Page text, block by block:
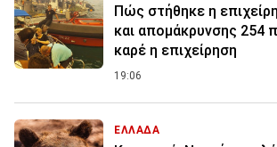
Πώς στήθηκε η
και απομάκρυνσης 254
καρέ η επιχείρηση
19:06
ΕΛΛΑΔΑ